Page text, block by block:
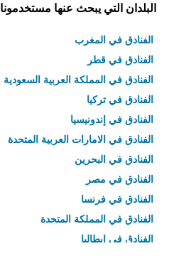
البلدان التي يبحث عنها مستخدمونا
الفنادق في المغرب
الفنادق في قطر
الفنادق في المملكة العربية السعودية
الفنادق في تركيا
الفنادق في إندونيسيا
الفنادق في الامارات العربية المتحدة
الفنادق في البحرين
الفنادق في مصر
الفنادق في فرنسا
الفنادق في المملكة المتحدة
الفنادق في إيطاليا